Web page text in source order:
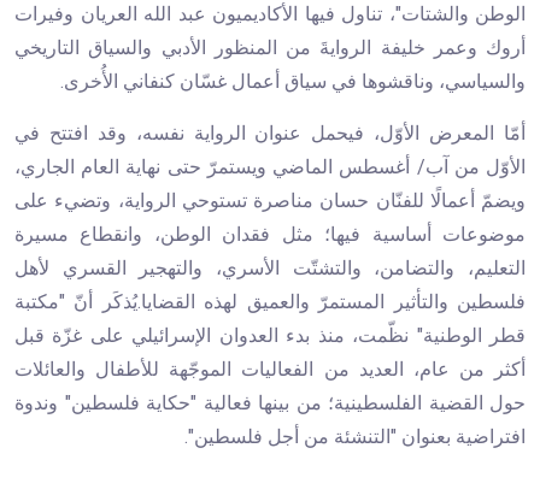
الوطن والشتات"، تناول فيها الأكاديميون عبد الله العريان وفيرات
أروك وعمر خليفة الروايةَ من المنظور الأدبي والسياق التاريخي
والسياسي، وناقشوها في سياق أعمال غسّان كنفاني الأُخرى.
أمّا المعرض الأوّل، فيحمل عنوان الرواية نفسه، وقد افتتح في
الأوّل من آب/ أغسطس الماضي ويستمرّ حتى نهاية العام الجاري،
ويضمّ أعمالًا للفنّان حسان مناصرة تستوحي الرواية، وتضيء على
موضوعات أساسية فيها؛ مثل فقدان الوطن، وانقطاع مسيرة
التعليم، والتضامن، والتشتّت الأسري، والتهجير القسري لأهل
فلسطين والتأثير المستمرّ والعميق لهذه القضايا.يُذكَر أنّ "مكتبة
قطر الوطنية" نظّمت، منذ بدء العدوان الإسرائيلي على غزّة قبل
أكثر من عام، العديد من الفعاليات الموجّهة للأطفال والعائلات
حول القضية الفلسطينية؛ من بينها فعالية "حكاية فلسطين" وندوة
افتراضية بعنوان "التنشئة من أجل فلسطين".